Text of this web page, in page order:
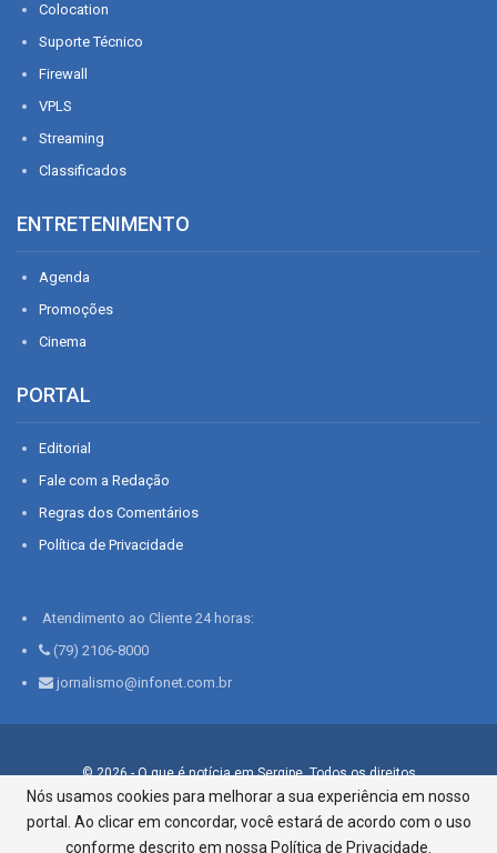
Colocation
Suporte Técnico
Firewall
VPLS
Streaming
Classificados
ENTRETENIMENTO
Agenda
Promoções
Cinema
PORTAL
Editorial
Fale com a Redação
Regras dos Comentários
Política de Privacidade
Atendimento ao Cliente 24 horas:
(79) 2106-8000
jornalismo@infonet.com.br
© 2026 - O que é notícia em Sergipe. Todos os direitos
reservados.
Infonet - Rua Monsenhor Silveira 276, Bairro São José |
Aracaju-SE, CEP 49015-030, Fone: 79.2106.8000 - CI Centro de
Nós usamos cookies para melhorar a sua experiência em nosso
portal. Ao clicar em concordar, você estará de acordo com o uso
conforme descrito em nossa Política de Privacidade.